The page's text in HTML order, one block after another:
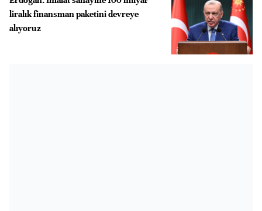
liralık finansman paketini devreye
alıyoruz